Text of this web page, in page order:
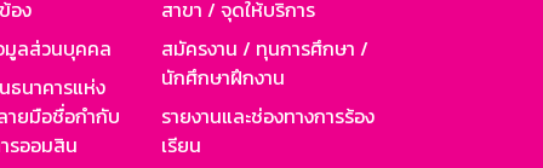
อง
มูลส่วนบุคคล
นาคารแห่ง
ายมือชื่อกำกับ
รออมสิน
สาขา / จุดให้บริการ
สมัครงาน / ทุนการศึกษา /
นักศึกษาฝึกงาน
รายงานและช่องทางการร้อง
เรียน